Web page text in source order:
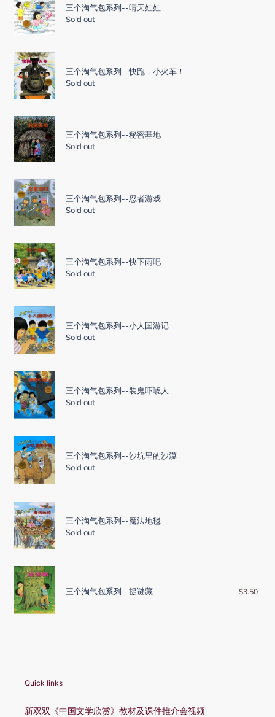
典
列-
-
泥
国
个
淘
气
系
列-
-
晴
娃
娃
三个淘气包系列--晴天娃娃
Sold out
三
个
淘
气
系
列-
-
快
小
火
车！
三个淘气包系列--快跑，小火车！
Sold out
三
个
淘
气
系
列-
-
秘
基
地
三个淘气包系列--秘密基地
Sold out
三
个
淘
气
系
列-
-
忍
游
戏
三个淘气包系列--忍者游戏
Sold out
三
个
淘
气
系
列-
-
快
雨
吧
三个淘气包系列--快下雨吧
Sold out
三
个
淘
气
系
列-
-
小
国
游
记
三个淘气包系列--小人国游记
Sold out
三
个
淘
气
系
列-
-
装
吓
唬
人
三个淘气包系列--装鬼吓唬人
Sold out
三
个
淘
气
系
列-
-
沙
里
的
沙
漠
三个淘气包系列--沙坑里的沙漠
Sold out
三
个
淘
气
系
列-
-
魔
三个淘气包系列--魔法地毯
Sold out
三
个
淘
气
三个淘气包系列--捉谜藏 $3.50
Quick links
新双双《中国文学欣赏》教材及课件推介会视频